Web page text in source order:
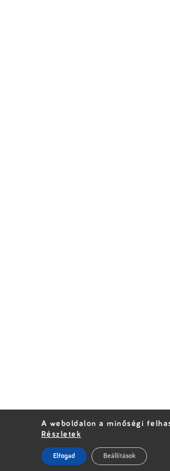
A weboldalon a minőségi
Részletek
Elfogad Beállítások